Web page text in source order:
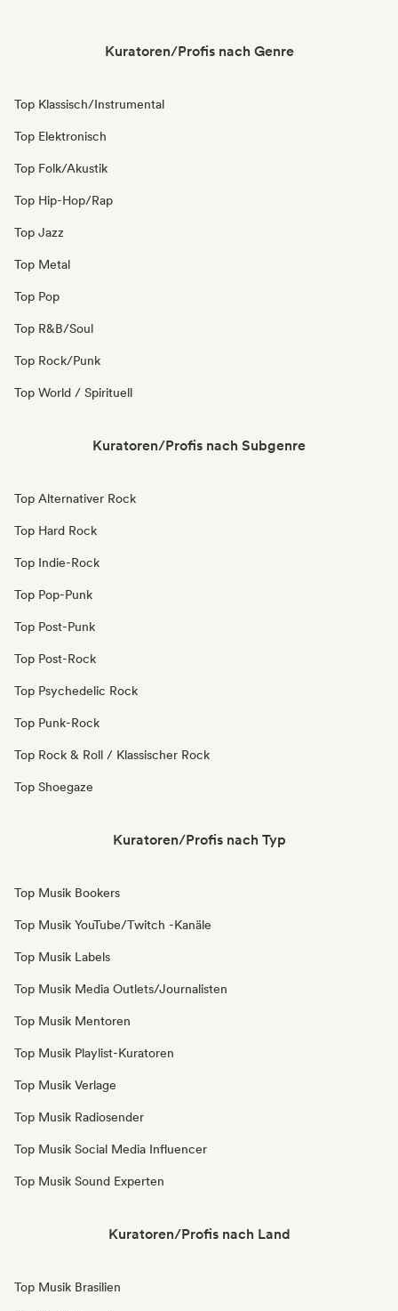
Kuratoren/Profis nach Genre
Top Klassisch/Instrumental
Top Elektronisch
Top Folk/Akustik
Top Hip-Hop/Rap
Top Jazz
Top Metal
Top Pop
Top R&B/Soul
Top Rock/Punk
Top World / Spirituell
Kuratoren/Profis nach Subgenre
Top Alternativer Rock
Top Hard Rock
Top Indie-Rock
Top Pop-Punk
Top Post-Punk
Top Post-Rock
Top Psychedelic Rock
Top Punk-Rock
Top Rock & Roll / Klassischer Rock
Top Shoegaze
Kuratoren/Profis nach Typ
Top Musik Bookers
Top Musik YouTube/Twitch -Kanäle
Top Musik Labels
Top Musik Media Outlets/Journalisten
Top Musik Mentoren
Top Musik Playlist-Kuratoren
Top Musik Verlage
Top Musik Radiosender
Top Musik Social Media Influencer
Top Musik Sound Experten
Kuratoren/Profis nach Land
Top Musik Brasilien